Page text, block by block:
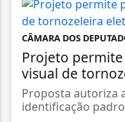
CÂMARA DOS
Projeto
visual de
Proposta autoriza
identificação